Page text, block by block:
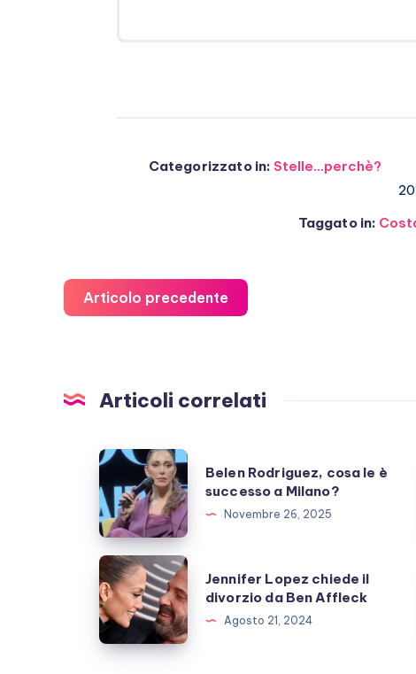
Categorizzato in: Stelle...perchè?
Taggato in:
Articolo precedente
Articoli correlati
Belen
Rodriguez,
cosa
le
è
successo
a
Milano?
Belen Rodriguez, cosa le è
successo a Milano?
Novembre 26, 2025
Jennifer
Lopez
chiede
il
Jennifer Lopez chiede il
divorzio da Ben Affleck
Agosto 21, 2024